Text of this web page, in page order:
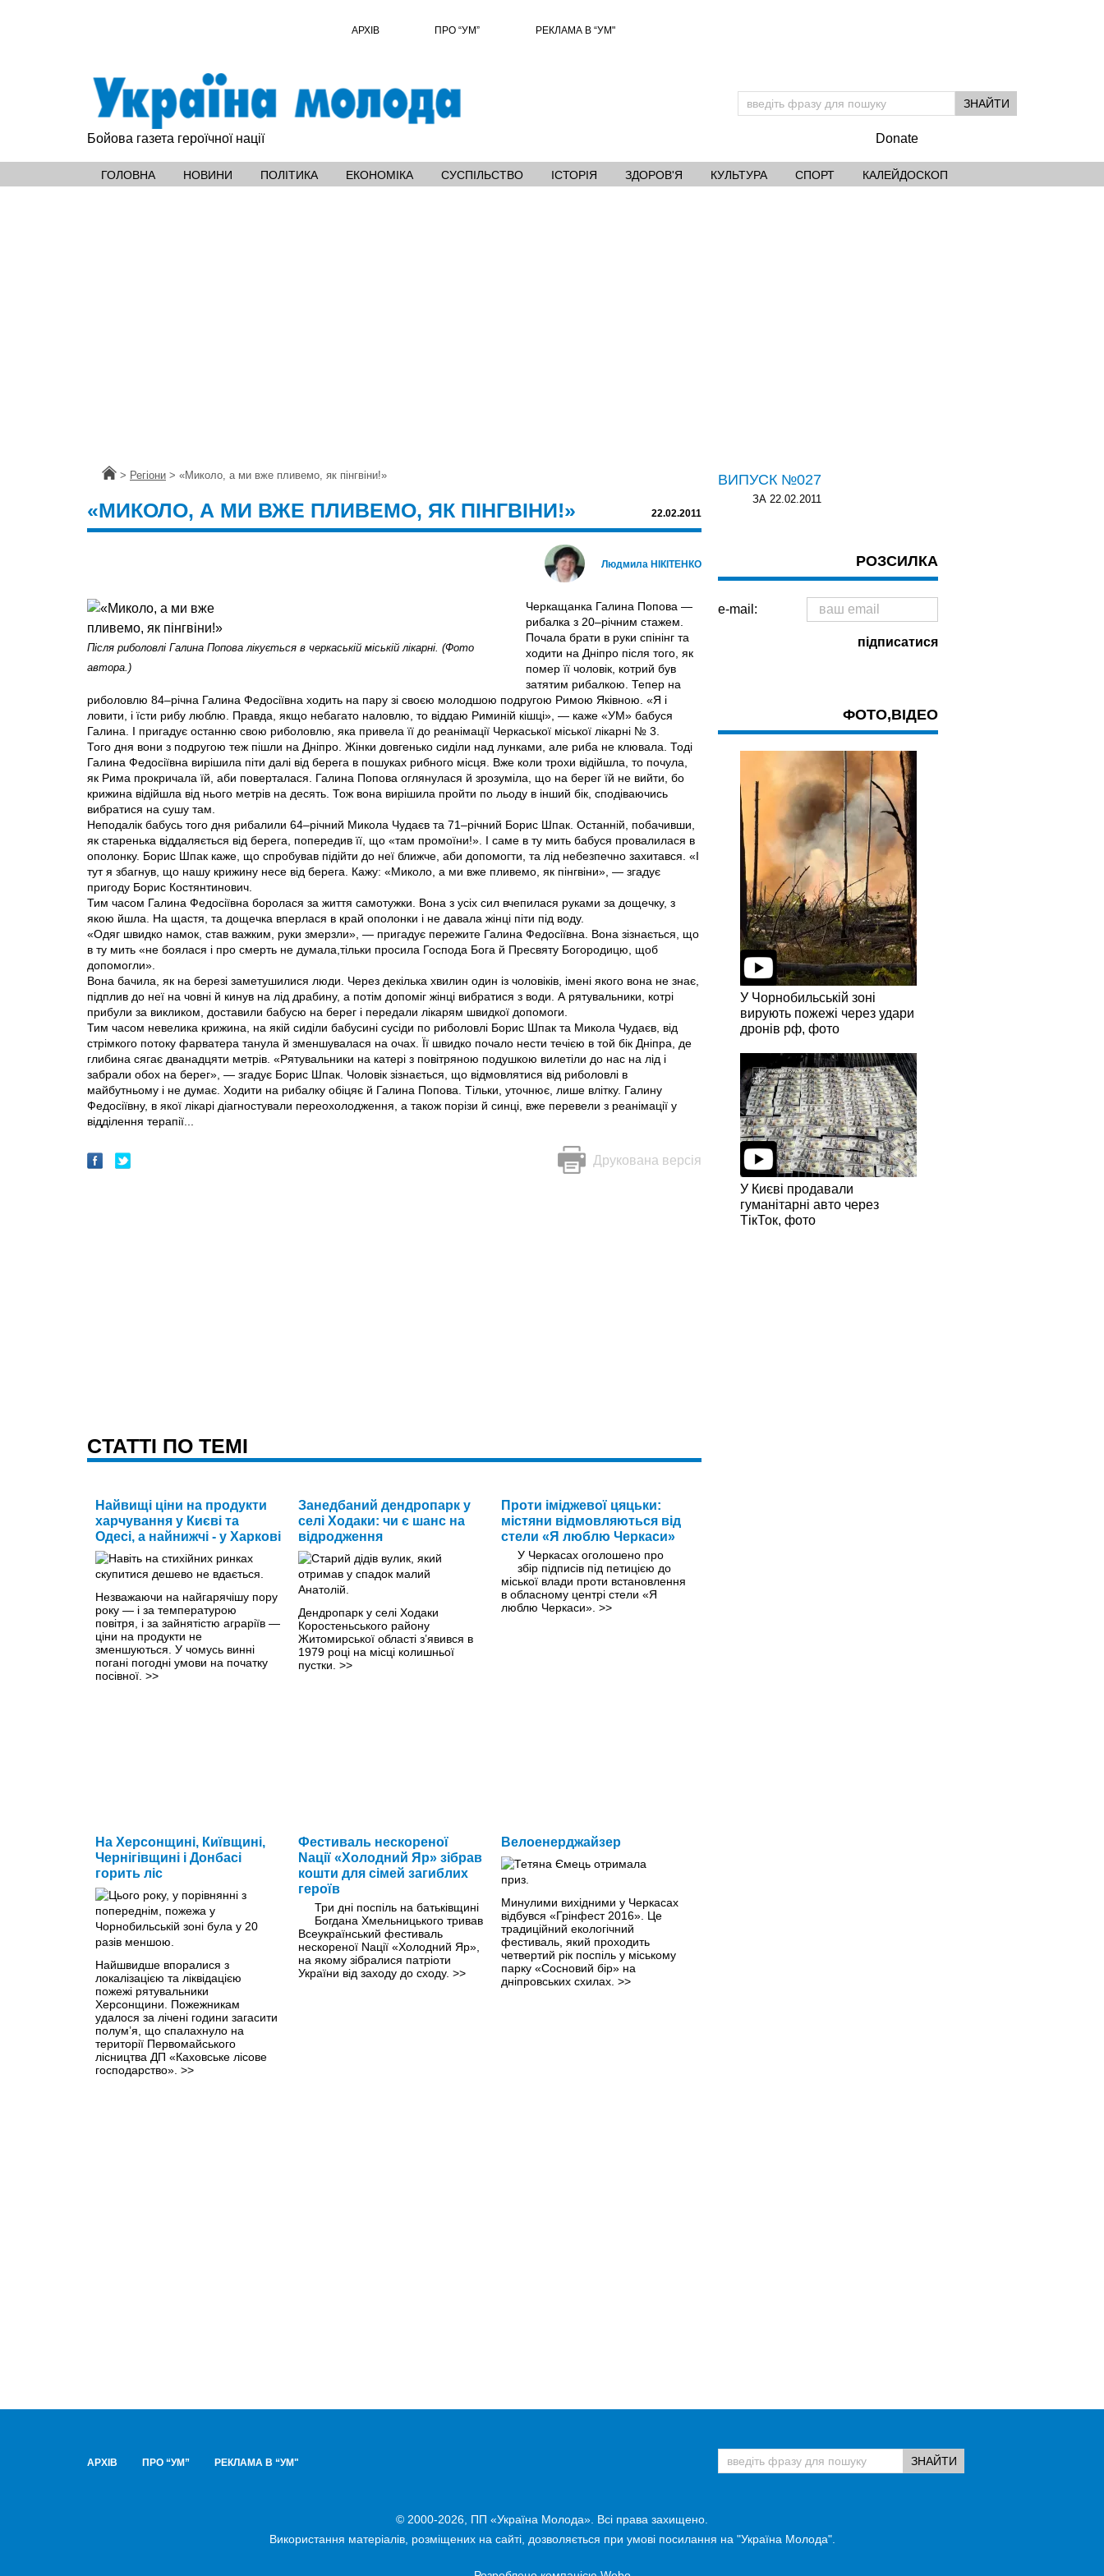
АРХІВ ПРО “УМ” РЕКЛАМА В “УМ"
Бойова газета героїчної нації Donate
ГОЛОВНА НОВИНИ ПОЛІТИКА ЕКОНОМІКА СУСПІЛЬСТВО ІСТОРІЯ ЗДОРОВ'Я КУЛЬТУРА СПОРТ КАЛЕЙДОСКОП
Головна
> Регіони > «Миколо, а ми вже пливемо, як пінгвіни!»
«МИКОЛО, А МИ ВЖЕ ПЛИВЕМО, ЯК ПІНГВІНИ!» 22.02.2011
Людмила НІКІТЕНКО
Після риболовлі Галина Попова лікується в черкаській міській лікарні. (Фото
автора.)
Черкащанка Галина Попова —
рибалка з 20–річним стажем.
Почала брати в руки спінінг та
ходити на Дніпро після того, як
помер її чоловік, котрий був
затятим рибалкою. Тепер на
риболовлю 84–річна Галина Федосіївна ходить на пару зі своєю молодшою подругою Римою Яківною. «Я і
ловити, і їсти рибу люблю. Правда, якщо небагато наловлю, то віддаю Риминій кішці», — каже «УМ» бабуся
Галина. І пригадує останню свою риболовлю, яка привела її до реанімації Черкаської міської лікарні № 3.
Того дня вони з подругою теж пішли на Дніпро. Жінки довгенько сиділи над лунками, але риба не клювала. Тоді
Галина Федосіївна вирішила піти далі від берега в пошуках рибного місця. Вже коли трохи відійшла, то почула,
як Рима прокричала їй, аби поверталася. Галина Попова оглянулася й зрозуміла, що на берег їй не вийти, бо
крижина відійшла від нього метрів на десять. Тож вона вирішила пройти по льоду в інший бік, сподіваючись
вибратися на сушу там.
Неподалік бабусь того дня рибалили 64–річний Микола Чудаєв та 71–річний Борис Шпак. Останній, побачивши,
як старенька віддаляється від берега, попередив її, що «там промоїни!». І саме в ту мить бабуся провалилася в
ополонку. Борис Шпак каже, що спробував підійти до неї ближче, аби допомогти, та лід небезпечно захитався. «І
тут я збагнув, що нашу крижину несе від берега. Кажу: «Миколо, а ми вже пливемо, як пінгвіни», — згадує
пригоду Борис Костянтинович.
Тим часом Галина Федосіївна боролася за життя самотужки. Вона з усіх сил вчепилася руками за дощечку, з
якою йшла. На щастя, та дощечка вперлася в край ополонки і не давала жінці піти під воду.
«Одяг швидко намок, став важким, руки змерзли», — пригадує пережите Галина Федосіївна. Вона зізнається, що
в ту мить «не боялася і про смерть не думала,тільки просила Господа Бога й Пресвяту Богородицю, щоб
допомогли».
Вона бачила, як на березі заметушилися люди. Через декілька хвилин один із чоловіків, імені якого вона не знає,
підплив до неї на човні й кинув на лід драбину, а потім допоміг жінці вибратися з води. А рятувальники, котрі
прибули за викликом, доставили бабусю на берег і передали лікарям швидкої допомоги.
Тим часом невелика крижина, на якій сиділи бабусині сусіди по риболовлі Борис Шпак та Микола Чудаєв, від
стрімкого потоку фарватера танула й зменшувалася на очах. Її швидко почало нести течією в той бік Дніпра, де
глибина сягає дванадцяти метрів. «Рятувальники на катері з повітряною подушкою вилетіли до нас на лід і
забрали обох на берег», — згадує Борис Шпак. Чоловік зізнається, що відмовлятися від риболовлі в
майбутньому і не думає. Ходити на рибалку обіцяє й Галина Попова. Тільки, уточнює, лише влітку. Галину
Федосіївну, в якої лікарі діагностували переохолодження, а також порізи й синці, вже перевели з реанімації у
відділення терапії...
Друкована версія
CТАТТІ ПО ТЕМІ
Найвищі ціни на продукти
харчування у Києві та
Одесі, а найнижчі - у Харкові
Незважаючи на найгарячішу пору
року — і за температурою
повітря, і за зайнятістю аграріїв —
ціни на продукти не
зменшуються. У чомусь винні
погані погодні умови на початку
посівної. >>
Занедбаний дендропарк у
селі Ходаки: чи є шанс на
відродження
Дендропарк у селі Ходаки
Коростеньського району
Житомирської області з’явився в
1979 році на місці колишньої
пустки. >>
Проти іміджевої цяцьки:
містяни відмовляються від
стели «Я люблю Черкаси»
У Черкасах оголошено про
збір підписів під петицією до
міської влади проти встановлення
в обласному центрі стели «Я
люблю Черкаси». >>
На Херсонщині, Київщині,
Чернігівщині і Донбасі
горить ліс
Найшвидше впоралися з
локалізацією та ліквідацією
пожежі рятувальники
Херсонщини. Пожежникам
удалося за лічені години загасити
полум’я, що спалахнуло на
території Первомайського
лісництва ДП «Каховське лісове
господарство». >>
Фестиваль нескореної
Nації «Холодний Яр» зібрав
кошти для сімей загиблих
героїв
Три дні поспіль на батьківщині
Богдана Хмельницького тривав
Всеукраїнський фестиваль
нескореної Nації «Холодний Яр»,
на якому зібралися патріоти
України від заходу до сходу. >>
Велоенерджайзер
Минулими вихiдними у Черкасах
відбувся «Грінфест 2016». Це
традиційний екологічний
фестиваль, який проходить
четвертий рік поспіль у міському
парку «Сосновий бір» на
дніпровських схилах. >>
ВИПУСК №027
ЗА 22.02.2011
РОЗСИЛКА
e-mail:
ФОТО,ВІДЕО
У Чорнобильській зоні
вирують пожежі через удари
дронів рф, фото
У Києві продавали
гуманітарні авто через
ТікТок, фото
АРХІВ ПРО “УМ” РЕКЛАМА В “УМ"
© 2000-2026, ПП «Україна Молода». Всі права захищено.
Використання матеріалів, розміщених на сайті, дозволяється при умові посилання на "Україна Молода".